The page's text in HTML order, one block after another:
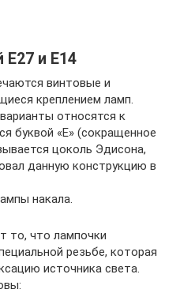
Е27 и Е14
винтовые и
креплением ламп.
относятся к
буквой «Е» (сокращенное
цоколь Эдисона,
данную конструкцию в
накала.
то, что лампочки
резьбе, которая
источника света.